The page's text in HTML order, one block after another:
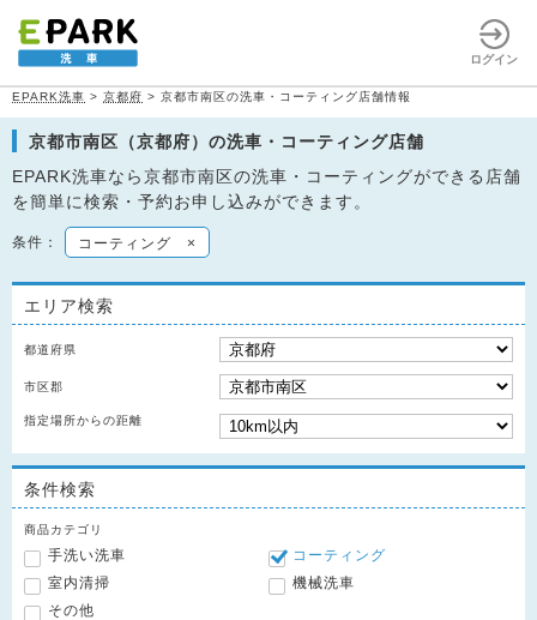
ログイン
EPARK洗車 > 京都府 > 京都市南区の洗車・コーティング店舗情報
京都市南区（京都府）の洗車・コーティング店舗
EPARK洗車なら京都市南区の洗車・コーティングができる店舗
を簡単に検索・予約お申し込みができます。
条件： コーティング ×
エリア検索
都道府県
市区郡
指定場所からの距離
条件検索
商品カテゴリ
手洗い洗車
コーティング
室内清掃
機械洗車
その他